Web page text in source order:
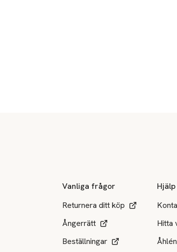
Vanliga frågor
Returnera ditt köp
Ångerrätt
Beställningar
Hitta